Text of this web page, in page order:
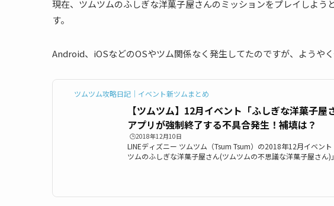
現在、ツムツムのふしぎな洋菓子屋さんのミッションをプレイしよう
す。
Android、iOSなどのOSやツム関係なく発生してたのですが、ようやく
ツムツム攻略日記｜イベント新ツムまとめ
【ツムツム】12月イベント「ふしぎな洋菓子屋
アプリが強制終了する不具合発生！補填は？
🕒️2018年12月10日
LINEディズニー ツムツム（Tsum Tsum）の2018年12月イベン
ツムのふしぎな洋菓子屋さん(ツムツムの不思議な洋菓子屋さん)
さん)イベントの不具合についてまとめています。※12月10日